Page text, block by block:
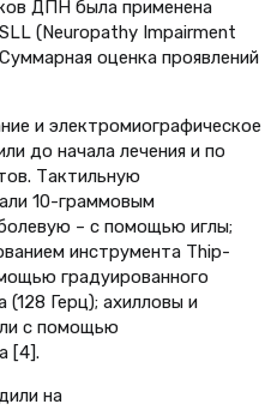
ДПН была применена
(Neuropathy Impairment
оценка проявлений
и электромиографическое
до начала лечения и по
Тактильную
10-граммовым
– с помощью иглы;
инструмента Thip-
градуированного
(128 Герц); ахилловы и
с помощью
[4].
на